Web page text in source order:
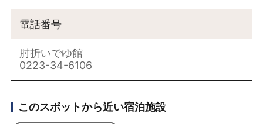
電話番号
肘折いでゆ館
0223-34-6106
このスポットから近い宿泊施設